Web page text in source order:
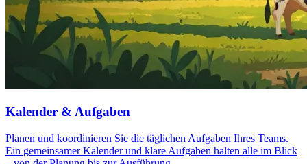
Kalender & Aufgaben
Planen und koordinieren Sie die täglichen Aufgaben Ihres Teams.
Ein gemeinsamer Kalender und klare Aufgaben halten alle im Blick